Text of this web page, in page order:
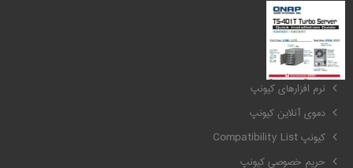
کیونپ QNAP
نرم افزارهای کیونپ
دموی آنلاین کیونپ
کیونپ Compatibility List
حریم خصوصی کیونپ